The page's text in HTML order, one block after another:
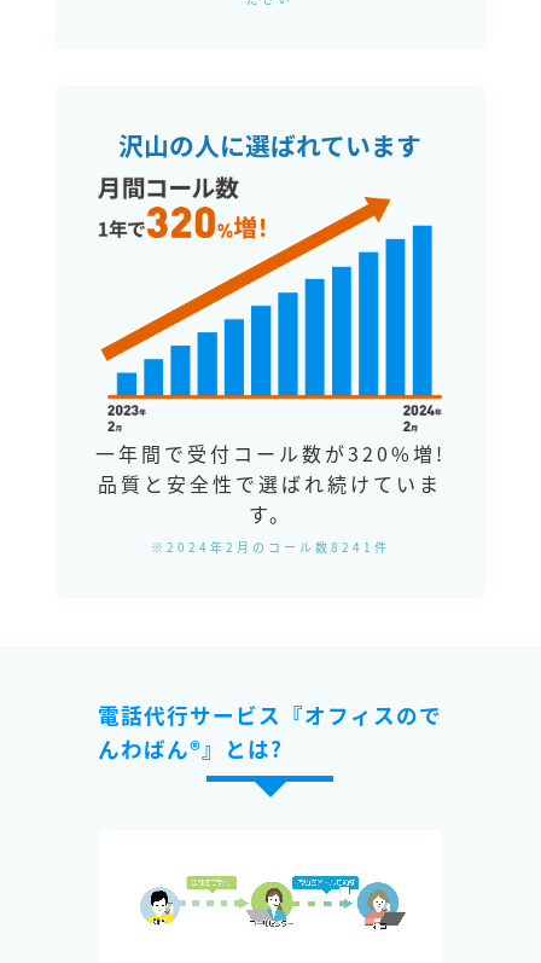
沢山の人に選ばれています
一年間で受付コール数が320%増!
品質と安全性で選ばれ続けていま
す。
※2024年2月のコール数8241件
電話代行サービス『オフィスので
んわばん®』とは?